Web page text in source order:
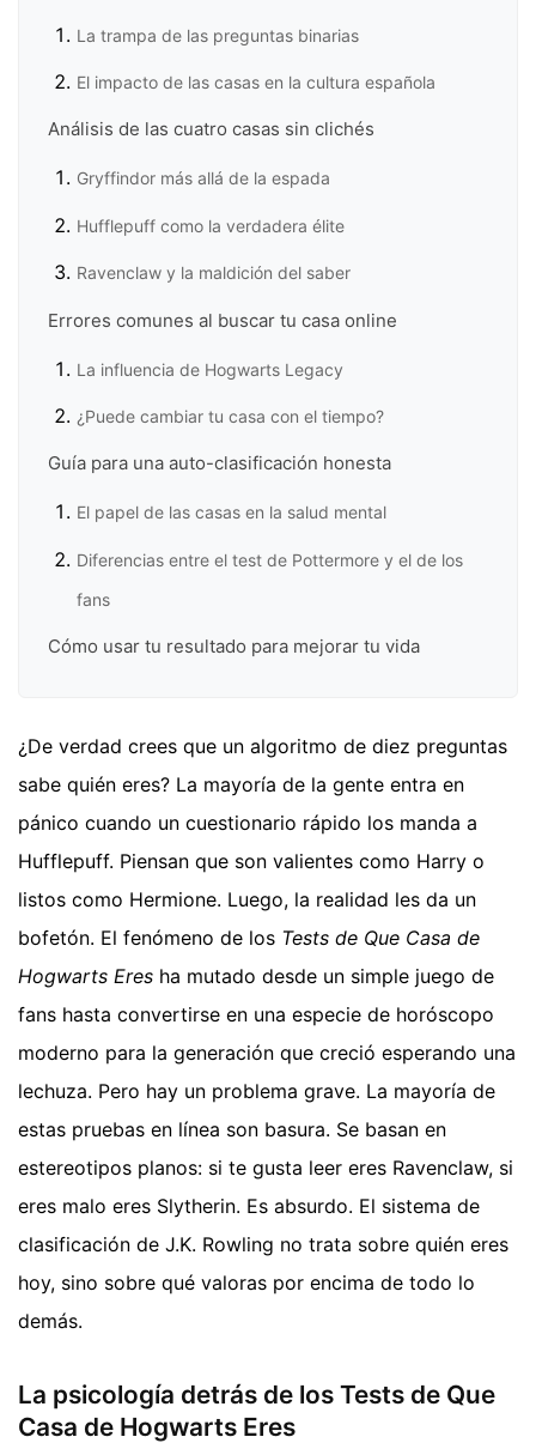
La trampa de las preguntas binarias
El impacto de las casas en la cultura española
Análisis de las cuatro casas sin clichés
Gryffindor más allá de la espada
Hufflepuff como la verdadera élite
Ravenclaw y la maldición del saber
Errores comunes al buscar tu casa online
La influencia de Hogwarts Legacy
¿Puede cambiar tu casa con el tiempo?
Guía para una auto-clasificación honesta
El papel de las casas en la salud mental
Diferencias entre el test de Pottermore y el de los
fans
Cómo usar tu resultado para mejorar tu vida
¿De verdad crees que un algoritmo de diez preguntas
sabe quién eres? La mayoría de la gente entra en
pánico cuando un cuestionario rápido los manda a
Hufflepuff. Piensan que son valientes como Harry o
listos como Hermione. Luego, la realidad les da un
bofetón. El fenómeno de los Tests de Que Casa de
Hogwarts Eres ha mutado desde un simple juego de
fans hasta convertirse en una especie de horóscopo
moderno para la generación que creció esperando una
lechuza. Pero hay un problema grave. La mayoría de
estas pruebas en línea son basura. Se basan en
estereotipos planos: si te gusta leer eres Ravenclaw, si
eres malo eres Slytherin. Es absurdo. El sistema de
clasificación de J.K. Rowling no trata sobre quién eres
hoy, sino sobre qué valoras por encima de todo lo
demás.
La psicología detrás de los Tests de Que
Casa de Hogwarts Eres